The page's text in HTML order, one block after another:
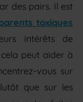
des pairs. Il est
toxiques
intérêts de
peut aider à
vous sur
que sur les